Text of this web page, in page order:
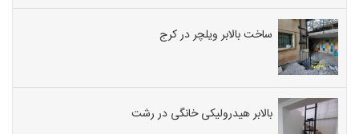
ساخت بالابر ویلچر در کرج
بالابر هیدرولیکی خانگی در رشت